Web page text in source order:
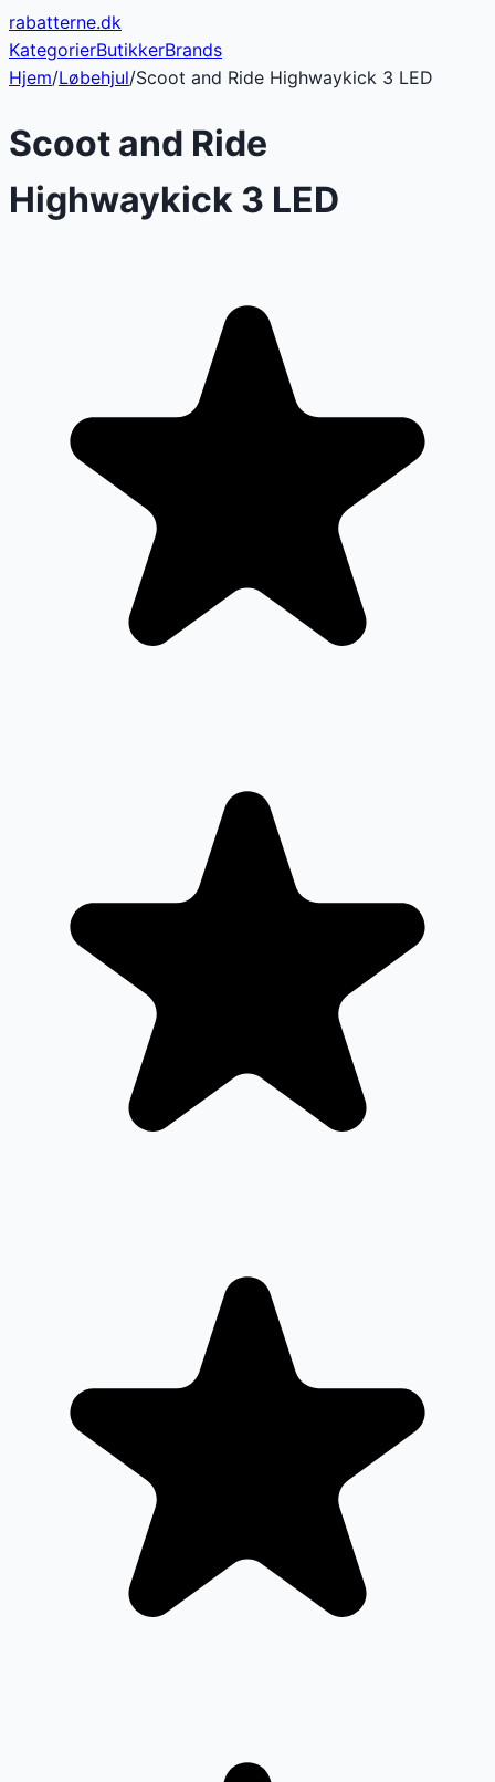
rabatterne.dk
KategorierButikkerBrands
Hjem/Løbehjul/Scoot and Ride Highwaykick 3 LED
Scoot and Ride
Highwaykick 3 LED